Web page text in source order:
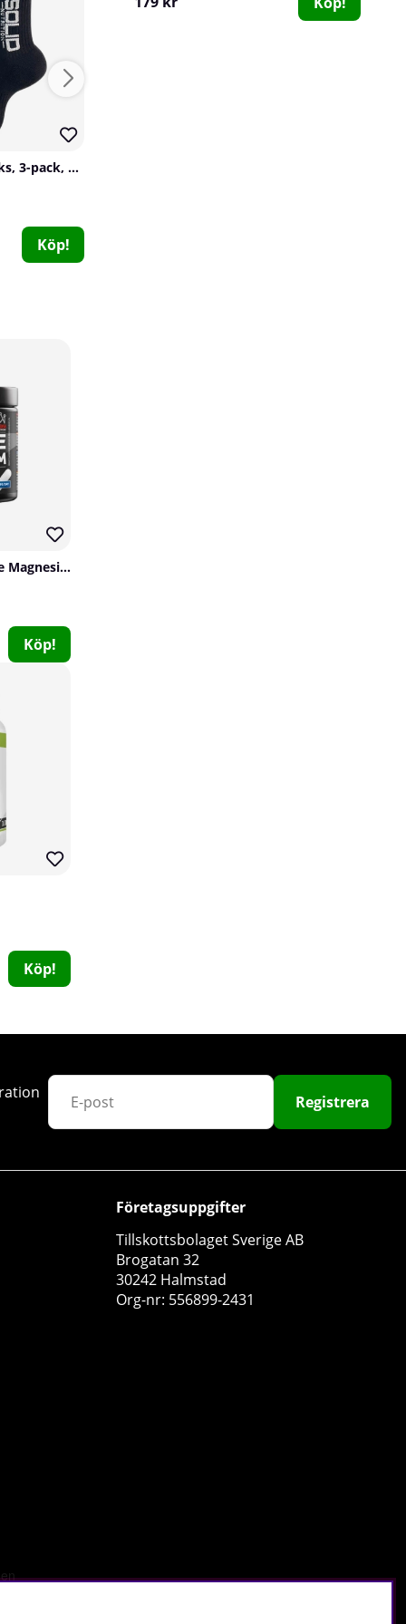
Trained By JP
Köp!
SOLID Nutrition Socks, 3-pack, Black
Köp!
Star Nutrition Ultimate Magnesium, 90 caps
Köp!
Köp!
Registrera
Företagsuppgifter
Tillskottsbolaget Sverige AB
Brogatan 32
30242 Halmstad
Org-nr: 556899-2431